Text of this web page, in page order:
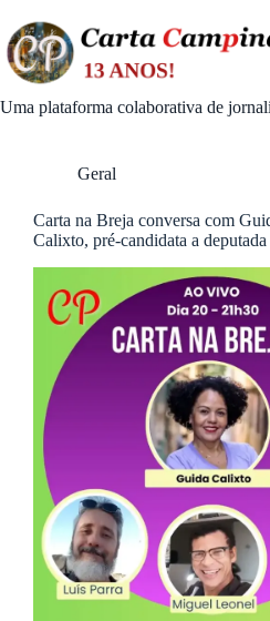
content
Uma plataforma colaborativa de
Geral
Carta na Breja conversa com
Calixto, pré-candidata a deputada